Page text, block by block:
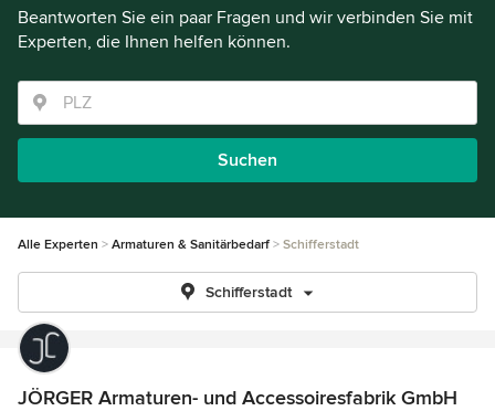
Beantworten Sie ein paar Fragen und wir verbinden Sie mit
Experten, die Ihnen helfen können.
Suchen
Alle Experten Armaturen & Sanitärbedarf Schifferstadt
Schifferstadt
JÖRGER Armaturen- und Accessoiresfabrik GmbH